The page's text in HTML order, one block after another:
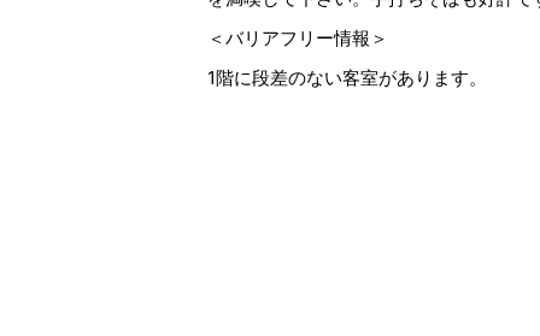
＜バリアフリー情報＞
1階に段差のない客室があります。